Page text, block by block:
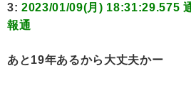
3: 2023/01/09(月) 18:31:29.575
報通
あと19年あるから大丈夫かー